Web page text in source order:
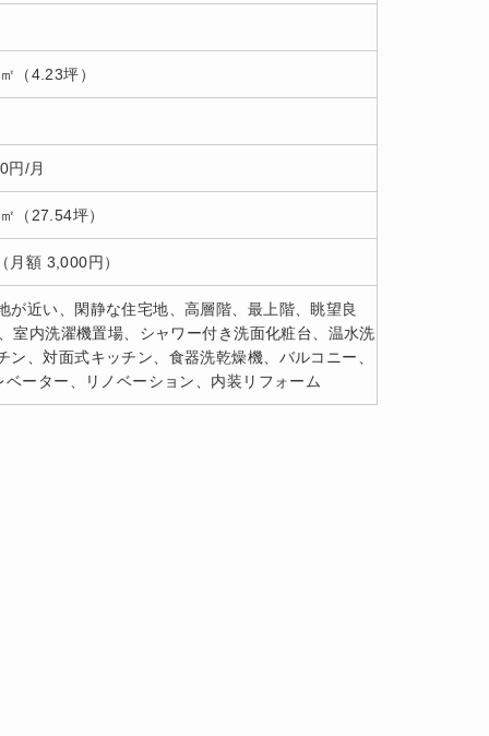
（4.23坪）
円/月
（27.54坪）
月額 3,000円）
近い、閑静な住宅地、高層階、最上階、眺望良
室内洗濯機置場、シャワー付き洗面化粧台、温水洗
、対面式キッチン、食器洗乾燥機、バルコニー、
ーター、リノベーション、内装リフォーム